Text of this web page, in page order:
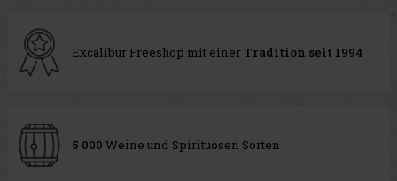
Excalibur Freeshop mit einer Tradition seit 1994
5 000 Weine und Spirituosen Sorten